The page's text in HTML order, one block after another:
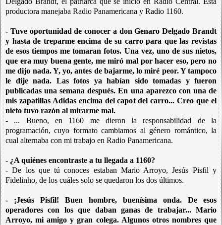
productora manejaba Radio Panamericana y Radio 1160.
- Tuve oportunidad de conocer a don Genaro Delgado Brandt
y hasta de treparme encima de su carro para que las revistas
de esos tiempos me tomaran fotos. Una vez, uno de sus nietos,
que era muy buena gente, me miró mal por hacer eso, pero no
me dijo nada. Y, yo, antes de bajarme, lo miré peor. Y tampoco
le dije nada. Las fotos ya habían sido tomadas y fueron
publicadas una semana después. En una aparezco con una de
mis zapatillas Adidas encima del capot del carro... Creo que el
nieto tuvo razón al mirarme mal.
- ... Bueno, en 1160 me dieron la responsabilidad de la
programación, cuyo formato cambiamos al género romántico, la
cual alternaba con mi trabajo en Radio Panamericana.
- ¿A quiénes encontraste a tu llegada a 1160?
- De los que tú conoces estaban Mario Arroyo, Jesús Pisfil y
Fidelinho, de los cuáles solo se quedaron los dos últimos.
- ¡Jesús Pisfil! Buen hombre, buenísima onda. De esos
operadores con los que daban ganas de trabajar... Mario
Arroyo, mi amigo y gran colega. Algunos otros nombres que